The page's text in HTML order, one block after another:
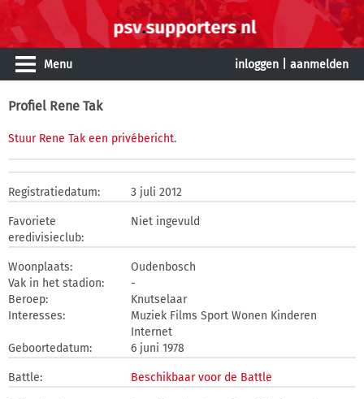
Menu inloggen aanmelden
Profiel Rene Tak
Stuur Rene Tak een privébericht.
Registratiedatum: 3 juli 2012
Favoriete
eredivisieclub:
Niet ingevuld
Woonplaats:
Oudenbosch
Vak in het stadion:
-
Beroep:
Knutselaar
Interesses:
Muziek Films Sport Wonen Kinderen
Internet
Geboortedatum:
6 juni 1978
Battle: Beschikbaar voor de Battle